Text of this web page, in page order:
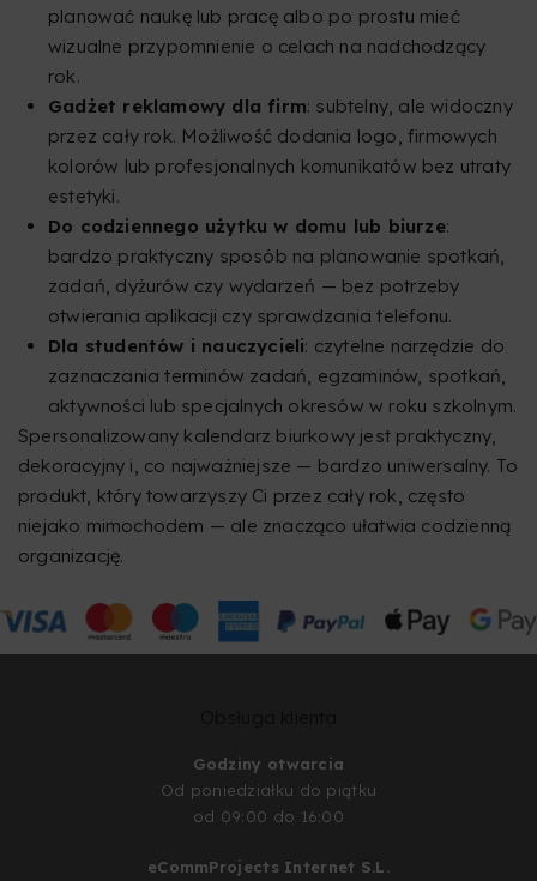
planować naukę lub pracę albo po prostu mieć
wizualne przypomnienie o celach na nadchodzący
rok.
Gadżet reklamowy dla firm: subtelny, ale widoczny
przez cały rok. Możliwość dodania logo, firmowych
kolorów lub profesjonalnych komunikatów bez utraty
estetyki.
Do codziennego użytku w domu lub biurze:
bardzo praktyczny sposób na planowanie spotkań,
zadań, dyżurów czy wydarzeń — bez potrzeby
otwierania aplikacji czy sprawdzania telefonu.
Dla studentów i nauczycieli: czytelne narzędzie do
zaznaczania terminów zadań, egzaminów, spotkań,
aktywności lub specjalnych okresów w roku szkolnym.
Spersonalizowany kalendarz biurkowy jest praktyczny,
dekoracyjny i, co najważniejsze — bardzo uniwersalny. To
produkt, który towarzyszy Ci przez cały rok, często
niejako mimochodem — ale znacząco ułatwia codzienną
organizację.
Godziny otwarcia
Od poniedziałku do piątku
od 09:00 do 16:00
eCommProjects Internet S.L.